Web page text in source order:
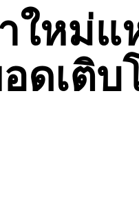
ใหม่แ
ดเติ